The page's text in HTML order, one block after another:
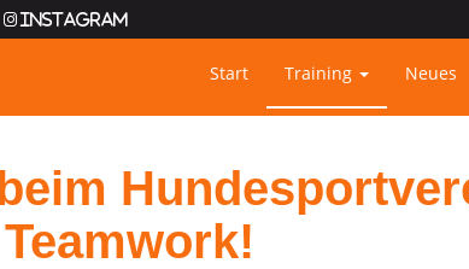
Instagram
Start Training Neues